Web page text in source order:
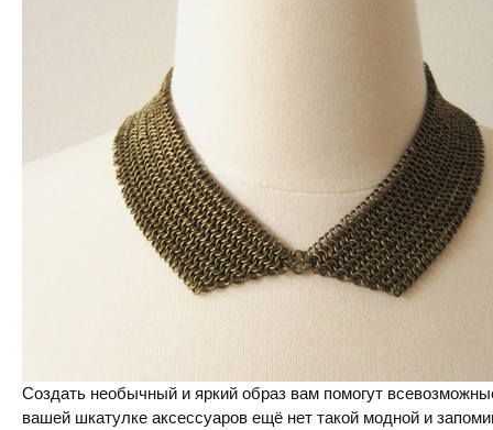
Создать необычный и яркий образ вам помогут
вашей шкатулке аксессуаров ещё нет такой модной и